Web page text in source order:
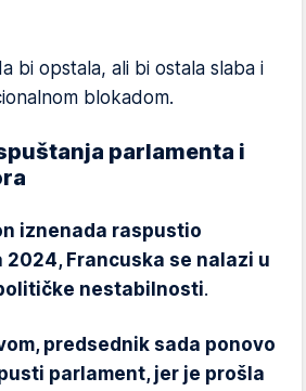
bi opstala, ali bi ostala slaba i
blokadom.
parlamenta i
iznenada raspustio
2024, Francuska se nalazi u
nestabilnosti.
predsednik sada ponovo
parlament, jer je prošla